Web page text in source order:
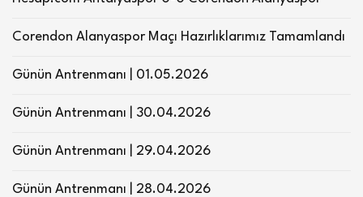
Corendon Alanyaspor Maçı Hazırlıklarımız Tamamlandı
Günün Antrenmanı | 01.05.2026
Günün Antrenmanı | 30.04.2026
Günün Antrenmanı | 29.04.2026
Günün Antrenmanı | 28.04.2026